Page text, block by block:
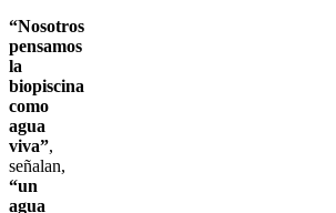
“Nosotros
pensamos
la
biopiscina
como
agua
viva”,
señalan,
“un
agua